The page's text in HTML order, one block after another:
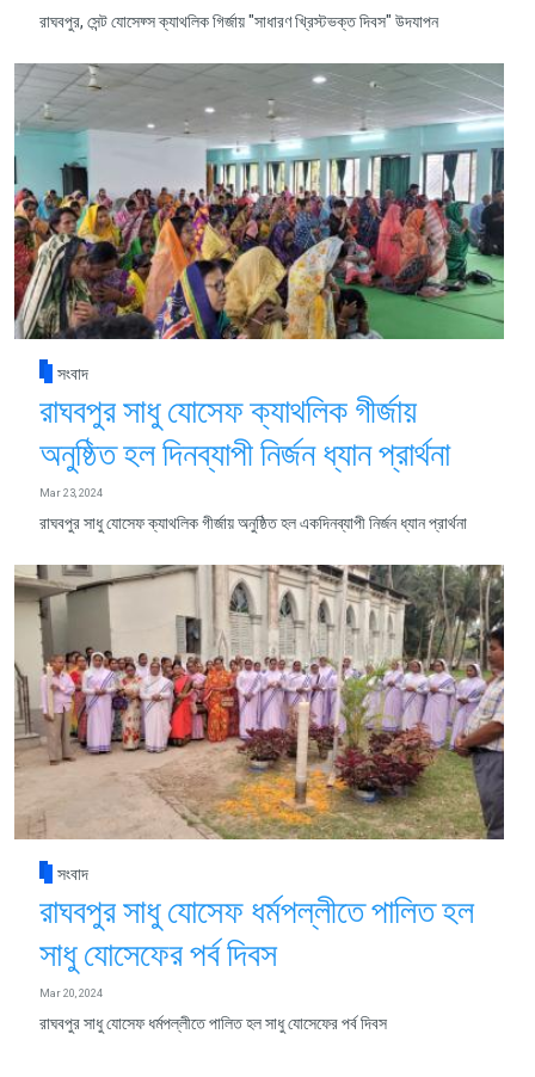
রাঘবপুর, সেন্ট যোসেফ্স ক্যাথলিক গির্জায় "সাধারণ খ্রিস্টভক্ত দিবস" উদযাপন
সংবাদ
রাঘবপুর সাধু যোসেফ ক্যাথলিক গীর্জায়
অনুষ্ঠিত হল দিনব্যাপী নির্জন ধ্যান প্রার্থনা
Mar 23, 2024
রাঘবপুর সাধু যোসেফ ক্যাথলিক গীর্জায় অনুষ্ঠিত হল একদিনব্যাপী নির্জন ধ্যান প্রার্থনা
সংবাদ
রাঘবপুর সাধু যোসেফ ধর্মপল্লীতে পালিত হল
সাধু যোসেফের পর্ব দিবস
Mar 20, 2024
রাঘবপুর সাধু যোসেফ ধর্মপল্লীতে পালিত হল সাধু যোসেফের পর্ব দিবস